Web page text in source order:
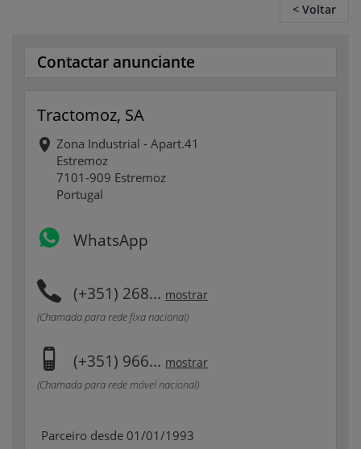
< Voltar
Contactar anunciante
Tractomoz, SA
Zona Industrial - Apart.41
Estremoz
7101-909 Estremoz
Portugal
WhatsApp
(+351) 268... mostrar
(Chamada para rede fixa nacional)
(+351) 966... mostrar
(Chamada para rede móvel nacional)
Parceiro desde 01/01/1993